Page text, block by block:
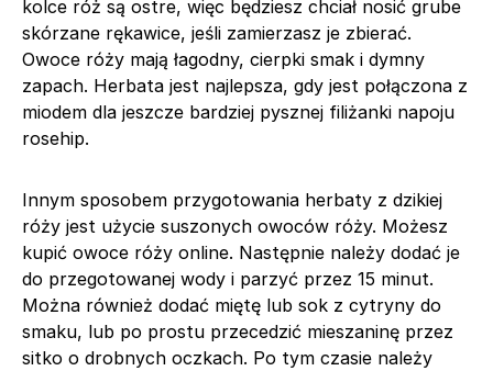
kolce róż są ostre, więc będziesz chciał nosić grube
skórzane rękawice, jeśli zamierzasz je zbierać.
Owoce róży mają łagodny, cierpki smak i dymny
zapach. Herbata jest najlepsza, gdy jest połączona z
miodem dla jeszcze bardziej pysznej filiżanki napoju
rosehip.
Innym sposobem przygotowania herbaty z dzikiej
róży jest użycie suszonych owoców róży. Możesz
kupić owoce róży online. Następnie należy dodać je
do przegotowanej wody i parzyć przez 15 minut.
Można również dodać miętę lub sok z cytryny do
smaku, lub po prostu przecedzić mieszaninę przez
sitko o drobnych oczkach. Po tym czasie należy